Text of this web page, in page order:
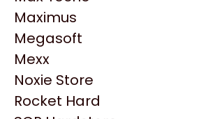
MSI
NVIDIA GeForce
NZXT
PNY
Palit
Philips
Maximus
Megasoft
Mexx
Noxie Store
Rocket Hard
Productos
Similares